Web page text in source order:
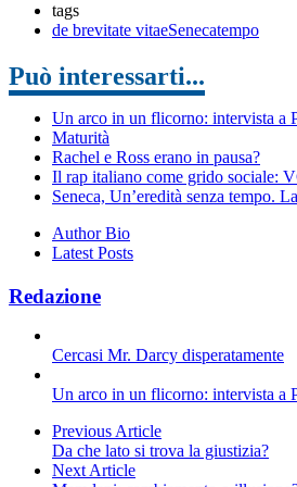
tags
de brevitate vitaeSenecatempo
Può interessarti...
Un arco in un flicorno: intervista a
Maturità
Rachel e Ross erano in pausa?
Il rap italiano come grido sociale:
Seneca, Un’eredità senza tempo.
Author Bio
Latest Posts
Redazione
Cercasi Mr. Darcy disperatamente
Un arco in un flicorno: intervista a
Previous Article
Da che lato si trova la giustizia?
Next Article